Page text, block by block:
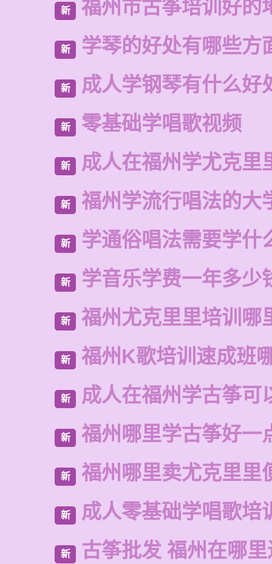
新 福州市古筝培训好的
新 学琴的好处有哪些方
新 成人学钢琴有什么好
新 零基础学唱歌视频
新 成人在福州学尤克里
新 福州学流行唱法的大
新 学通俗唱法需要学什
新 学音乐学费一年多少
新 福州尤克里里培训哪
新 福州K歌培训速成班
新 成人在福州学古筝可
新 福州哪里学古筝好一
新 福州哪里卖尤克里里
新 成人零基础学唱歌培
新 古筝批发 福州在哪